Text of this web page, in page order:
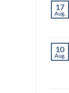
17
Aug.
10
Aug.